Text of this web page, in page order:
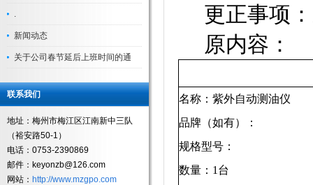
.
新闻动态
关于公司春节延后上班时间的通
联系我们
地址：梅州市梅江区江南新中三队
（裕安路50-1）
电话：0753-2390869
邮件：keyonzb@126.com
网站： http://www.mzgpo.com
更正事项
原内容：
名称：紫外自动测油仪
品牌（如有）：
规格型号：
数量： 1 台